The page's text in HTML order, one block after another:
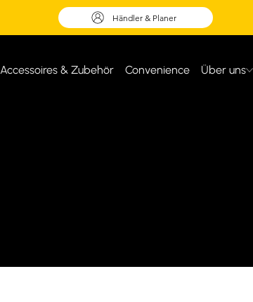
Händler & Planer
Accessoires & Zubehör Convenience Über uns